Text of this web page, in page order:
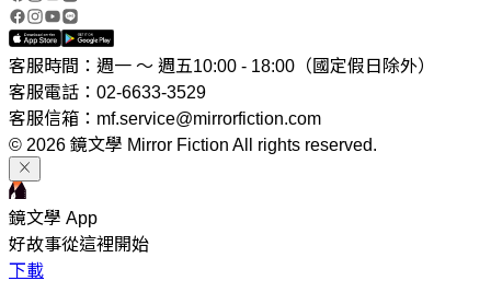
客服時間：週一 ～ 週五10:00 - 18:00（國定假日除外）
客服電話：02-6633-3529
客服信箱：mf.service@mirrorfiction.com
© 2026 鏡文學 Mirror Fiction All rights reserved.
鏡文學 App
好故事從這裡開始
下載